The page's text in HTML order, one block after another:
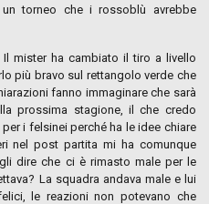
un torneo che i rossoblù avrebbe
Il mister ha cambiato il tiro a livello
più bravo sul rettangolo verde che
fanno immaginare che sarà
prossima stagione, il che credo
i felsinei perché ha le idee chiare
nel post partita mi ha comunque
dire che ci è rimasto male per le
La squadra andava male e lui
le reazioni non potevano che